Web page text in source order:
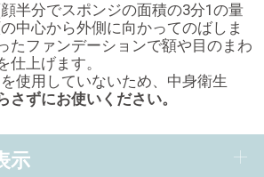
半分でスポンジの面積の3分1の量
中心から外側に向かってのばしま
たファンデーションで額や目のまわ
仕上げます。
使用していないため、中身衛生
さずにお使いください。
示